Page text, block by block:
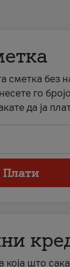
сметка без
го
да ја
Плати
која што